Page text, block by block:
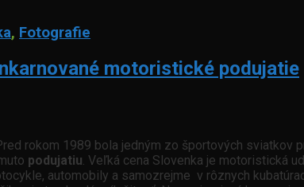
, Fotografie
motoristické podujatie
rokom 1989 bola jedným zo športových sviatkov
podujatiu. Veľká cena Slovenka je motoristická
automobily a samozrejme v rôznych